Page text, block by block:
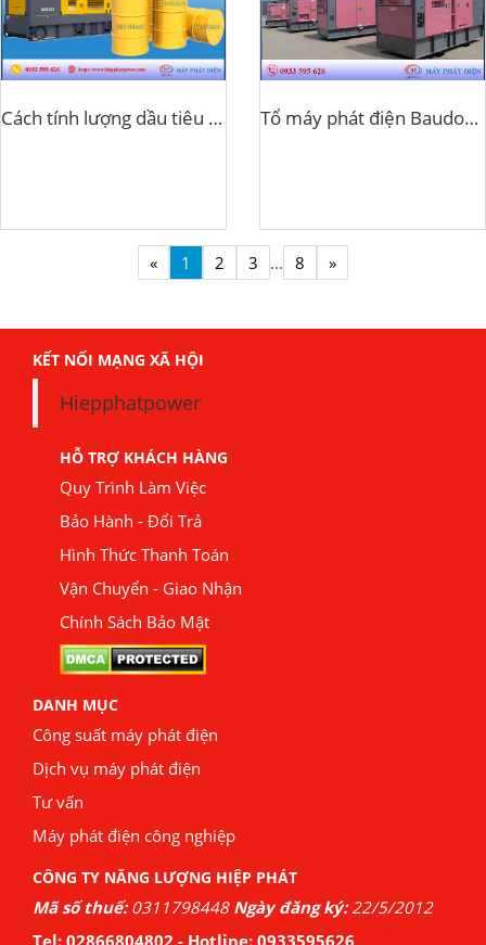
Cách tính lượng dầu tiêu thụ cho máy phát điện Tổ máy phát điện Baudouin
« 1 2 3 ... 8 »
KẾT NỐI MẠNG XÃ HỘI
Hiepphatpower
HỖ TRỢ KHÁCH HÀNG
Quy Trình Làm Việc
Bảo Hành - Đổi Trả
Hình Thức Thanh Toán
Vận Chuyển - Giao Nhận
Chính Sách Bảo Mật
DANH MỤC
Công suất máy phát điện
Dịch vụ máy phát điện
Tư vấn
Máy phát điện công nghiệp
CÔNG TY NĂNG LƯỢNG HIỆP PHÁT
Mã số thuế:0311798448Ngày đăng ký:22/5/2012